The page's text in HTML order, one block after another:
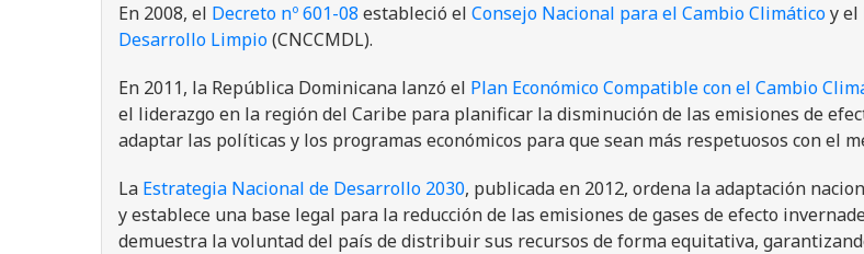
En 2008, el Decreto nº 601-08 estableció el Consejo Nacional para el Cambio Climáticoy el
Desarrollo Limpio(CNCCMDL).
En 2011, la República Dominicana lanzó el Plan Económico Compatible con el Cambio
el liderazgo en la región del Caribe para planificar la disminución de las emisiones de
adaptar las políticas y los programas económicos para que sean más respetuosos con el
La Estrategia Nacional de Desarrollo 2030, publicada en 2012, ordena la adaptación
y establece una base legal para la reducción de las emisiones de gases de efecto
demuestra la voluntad del país de distribuir sus recursos de forma equitativa,